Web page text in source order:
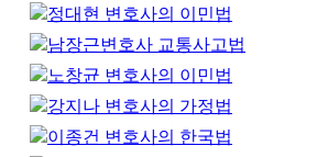
정대현 변호사의 이민법
남장근변호사 교통사고법
노창균 변호사의 이민법
강지나 변호사의 가정법
이종건 변호사의 한국법